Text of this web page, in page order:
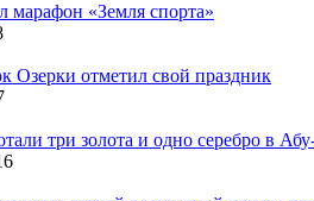
марафон «Земля спорта»
Озерки отметил свой праздник
три золота и одно серебро в